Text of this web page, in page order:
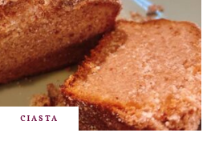
CIASTA